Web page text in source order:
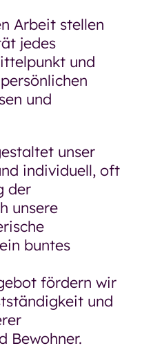
Arbeit stellen
jedes
und
und
unser
individuell, oft
der
unsere
buntes
fördern wir
und
Bewohner.